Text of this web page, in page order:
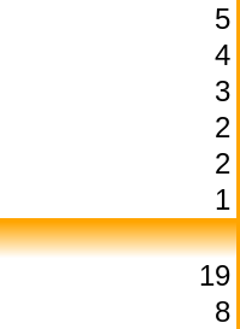
5
4
3
2
2
1
19
8